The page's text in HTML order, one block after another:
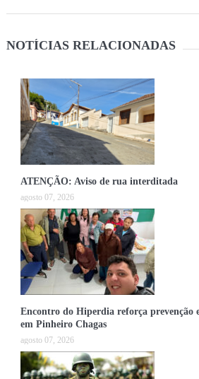
NOTÍCIAS RELACIONADAS
ATENÇÃO: Aviso de rua interditada
agosto 07, 2026
Encontro do Hiperdia reforça prevenção
em Pinheiro Chagas
agosto 07, 2026